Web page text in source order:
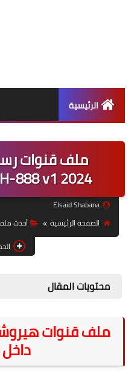
الرئيسية
ملف قنوات
888 v1 2024
Elsaid Shabana
الصفحة الرئيسية
أحدث
محتويات المقال